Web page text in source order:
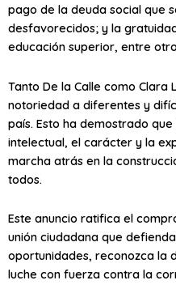
pago de la deuda social que
desfavorecidos; y la
educación superior, entre
Tanto De la Calle como Clara
notoriedad a diferentes y
país. Esto ha demostrado
intelectual, el carácter y la
marcha atrás en la
todos.
Este anuncio ratifica el
unión ciudadana que
oportunidades, reconozca la
luche con fuerza contra la